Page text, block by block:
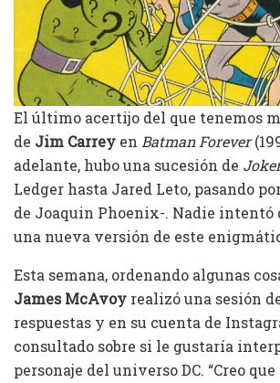
El último acertijo del que tenemos
de Jim Carrey en Batman Forever
adelante, hubo una sucesión de
Ledger hasta Jared Leto, pasando
de Joaquin Phoenix-. Nadie intentó
una nueva versión de este
Esta semana, ordenando algunas
James McAvoy realizó una sesión
respuestas y en su cuenta de
consultado sobre si le gustaría
personaje del universo DC. “Creo